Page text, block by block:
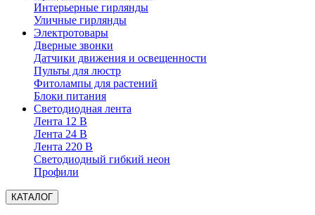
Интерьерные гирлянды
Уличные гирлянды
Электротовары
Дверные звонки
Датчики движения и освещенности
Пульты для люстр
Фитолампы для растений
Блоки питания
Светодиодная лента
Лента 12 В
Лента 24 В
Лента 220 В
Светодиодный гибкий неон
Профили
КАТАЛОГ